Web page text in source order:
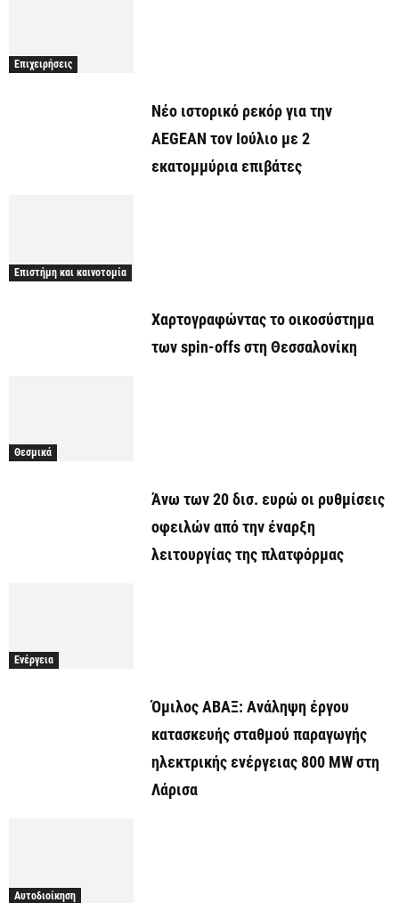
Επιχειρήσεις
Νέο ιστορικό ρεκόρ για την
AEGEAN τον Ιούλιο με 2
εκατομμύρια επιβάτες
Επιστήμη και καινοτομία
Χαρτογραφώντας το οικοσύστημα
των spin-offs στη Θεσσαλονίκη
Θεσμικά
Άνω των 20 δισ. ευρώ οι ρυθμίσεις
οφειλών από την έναρξη
λειτουργίας της πλατφόρμας
Ενέργεια
Όμιλος ΑΒΑΞ: Ανάληψη έργου
κατασκευής σταθμού παραγωγής
ηλεκτρικής ενέργειας 800 ΜW στη
Λάρισα
Αυτοδιοίκηση